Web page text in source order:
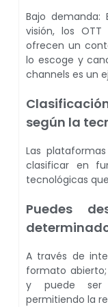
Bajo
visión, los
ofrecen un
lo escoge y
channels es un
según la
Las plataformas
clasificar en
tecnológicas
Puedes
A través de
formato
y puede ser
permitiendo la